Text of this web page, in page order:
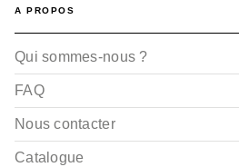
A PROPOS
Qui sommes-nous ?
FAQ
Nous contacter
Catalogue